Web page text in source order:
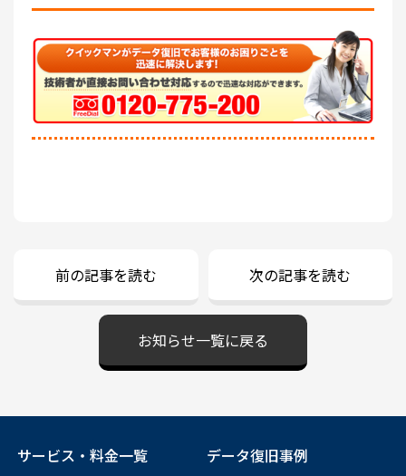
前の記事を読む 次の記事を読む
お知らせ一覧に戻る
サービス・料金一覧
データ復旧事例